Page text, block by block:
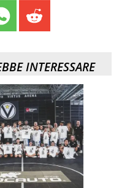
INTERESSARE